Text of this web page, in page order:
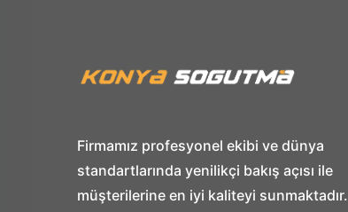
Firmamız profesyonel ekibi ve dünya
standartlarında yenilikçi bakış açısı ile
müşterilerine en iyi kaliteyi sunmaktadır.